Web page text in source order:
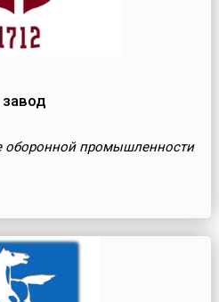
оборонной промышленности